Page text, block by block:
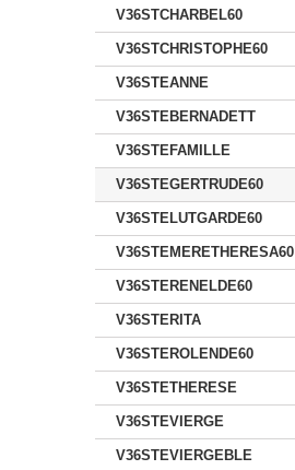
V36STCHARBEL60
V36STCHRISTOPHE60
V36STEANNE
V36STEBERNADETT
V36STEFAMILLE
V36STEGERTRUDE60
V36STELUTGARDE60
V36STEMERETHERESA60
V36STERENELDE60
V36STERITA
V36STEROLENDE60
V36STETHERESE
V36STEVIERGE
V36STEVIERGEBLE